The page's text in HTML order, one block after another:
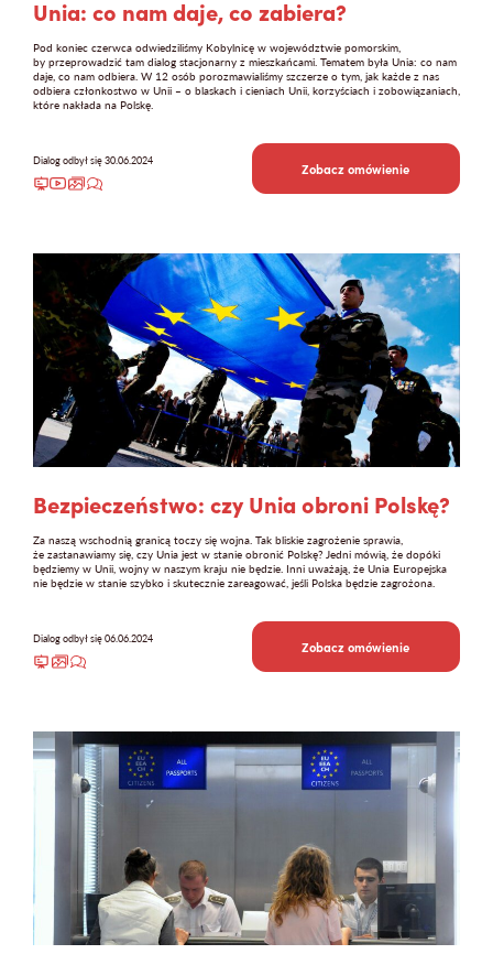
Unia: co nam daje, co zabiera?
Pod koniec czerwca odwiedziliśmy Kobylnicę w województwie pomorskim,
by przeprowadzić tam dialog stacjonarny z mieszkańcami. Tematem była Unia: co nam
daje, co nam odbiera. W 12 osób porozmawialiśmy szczerze o tym, jak każde z nas
odbiera członkostwo w Unii – o blaskach i cieniach Unii, korzyściach i zobowiązaniach,
które nakłada na Polskę.
Dialog odbył się 30.06.2024 Zobacz omówienie
Bezpieczeństwo: czy Unia obroni Polskę?
Za naszą wschodnią granicą toczy się wojna. Tak bliskie zagrożenie sprawia,
że zastanawiamy się, czy Unia jest w stanie obronić Polskę? Jedni mówią, że dopóki
będziemy w Unii, wojny w naszym kraju nie będzie. Inni uważają, że Unia Europejska
nie będzie w stanie szybko i skutecznie zareagować, jeśli Polska będzie zagrożona.
Dialog odbył się 06.06.2024 Zobacz omówienie